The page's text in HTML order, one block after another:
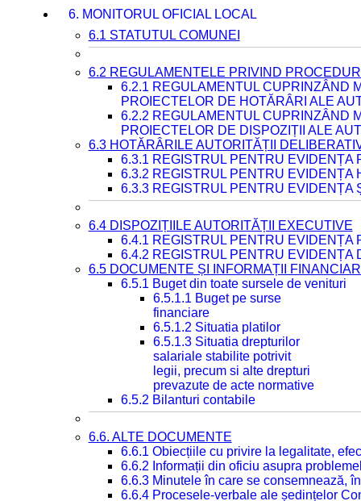
6. MONITORUL OFICIAL LOCAL
6.1 STATUTUL COMUNEI
6.2 REGULAMENTELE PRIVIND
6.2.1 REGULAMENTUL CUPRINZÂND
PROIECTELOR DE HOTĂRÂRI ALE
6.2.2 REGULAMENTUL CUPRINZÂND
PROIECTELOR DE DISPOZIȚII ALE
6.3 HOTĂRÂRILE AUTORITĂȚII
6.3.1 REGISTRUL PENTRU EVIDENȚA
6.3.2 REGISTRUL PENTRU EVIDENȚA
6.3.3 REGISTRUL PENTRU EVIDENȚA
6.4 DISPOZIȚIILE AUTORITĂȚII EXECUTIVE
6.4.1 REGISTRUL PENTRU EVIDENȚA
6.4.2 REGISTRUL PENTRU EVIDENȚA
6.5 DOCUMENTE ȘI INFORMAȚII
6.5.1 Buget din toate sursele de venituri
6.5.1.1 Buget pe surse
financiare
6.5.1.2 Situatia platilor
6.5.1.3 Situatia drepturilor
salariale stabilite potrivit
legii, precum si alte drepturi
prevazute de acte normative
6.5.2 Bilanturi contabile
6.6. ALTE DOCUMENTE
6.6.1 Obiecțiile cu privire la legalitate,
6.6.2 Informații din oficiu asupra
6.6.3 Minutele în care se consemnează,
6.6.4 Procesele-verbale ale ședințelor